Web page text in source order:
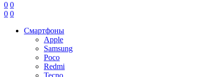
0 0
0 0
Смартфоны
Apple
Samsung
Poco
Redmi
Tecno